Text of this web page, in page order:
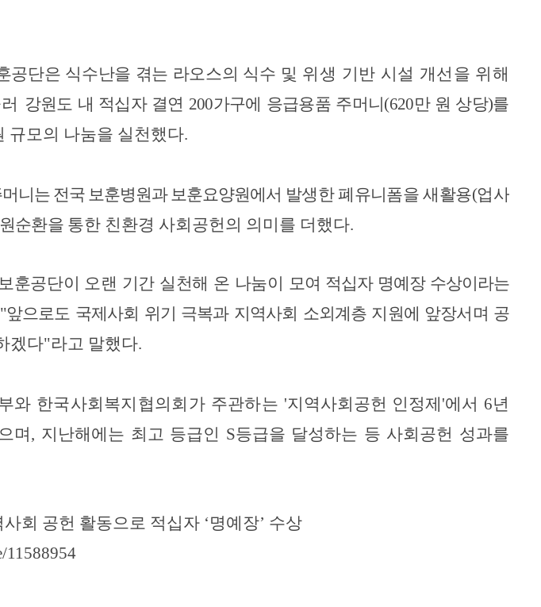
공단은 식수난을 겪는 라오스의 식수 및 위생 기반 시설 개선을 위해
강원도 내 적십자 결연 200가구에 응급용품 주머니(620만 원 상당)를
규모의 나눔을 실천했다.
니는 전국 보훈병원과 보훈요양원에서 발생한 폐유니폼을 새활용(업사
순환을 통한 친환경 사회공헌의 의미를 더했다.
훈공단이 오랜 기간 실천해 온 나눔이 모여 적십자 명예장 수상이라는
앞으로도 국제사회 위기 극복과 지역사회 소외계층 지원에 앞장서며 공
겠다"라고 말했다.
와 한국사회복지협의회가 주관하는 '지역사회공헌 인정제'에서 6년
며 , 지난해에는 최고 등급인 S등급을 달성하는 등 사회공헌 성과를
회 공헌 활동으로 적십자 ‘명예장’ 수상
11588954